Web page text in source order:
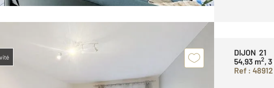
DIJON 21
54,93 m2,
Ref : 48912